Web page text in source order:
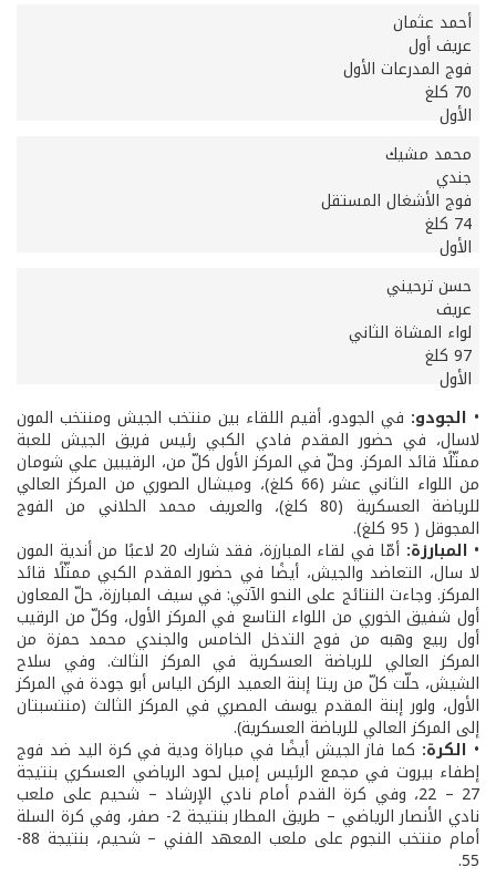
أحمد عثمان
عريف أول
فوج المدرعات الأول
70 كلغ
الأول
محمد مشيك
جندي
فوج الأشغال المستقل
74 كلغ
الأول
حسن ترحيني
عريف
لواء المشاة الثاني
97 كلغ
الأول
• الجودو: في الجودو، أقيم اللقاء بين منتخب الجيش ومنتخب المون
لاسال، في حضور المقدم فادي الكبي رئيس فريق الجيش للعبة
ممثّلًا قائد المركز. وحلّ في المركز الأول كلّ من، الرقيبين علي شومان
من اللواء الثاني عشر (66 كلغ)، وميشال الصوري من المركز العالي
للرياضة العسكرية (80 كلغ)، والعريف محمد الحلاني من الفوج
المجوقل ( 95 كلغ).
• المبارزة: أمّا في لقاء المبارزة، فقد شارك 20 لاعبًا من أندية المون
لا سال، التعاضد والجيش، أيضًا في حضور المقدم الكبي ممثّلًا قائد
المركز. وجاءت النتائج على النحو الآتي: في سيف المبارزة، حلّ المعاون
أول شفيق الخوري من اللواء التاسع في المركز الأول، وكلّ من الرقيب
أول ربيع وهبه من فوج التدخل الخامس والجندي محمد حمزة من
المركز العالي للرياضة العسكرية في المركز الثالث. وفي سلاح
الشيش، حلّت كلّ من ريتا إبنة العميد الركن الياس أبو جودة في المركز
الأول، ولور إبنة المقدم يوسف المصري في المركز الثالث (منتسبتان
إلى المركز العالي للرياضة العسكرية).
• الكرة: كما فاز الجيش أيضًا في مباراة ودية في كرة اليد ضد فوج
إطفاء بيروت في مجمع الرئيس إميل لحود الرياضي العسكري بنتيجة
27 – 22، وفي كرة القدم أمام نادي الإرشاد – شحيم على ملعب
نادي الأنصار الرياضي – طريق المطار بنتيجة 2- صفر، وفي كرة السلة
أمام منتخب النجوم على ملعب المعهد الفني – شحيم، بنتيجة 88-
55.